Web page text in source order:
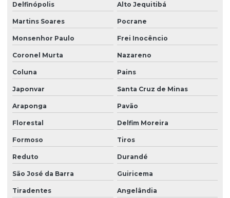
Delfinópolis Alto Jequitibá
Martins Soares Pocrane
Monsenhor Paulo Frei Inocêncio
Coronel Murta Nazareno
Coluna Pains
Japonvar Santa Cruz de Minas
Araponga Pavão
Florestal Delfim Moreira
Formoso Tiros
Reduto Durandé
São José da Barra Guiricema
Tiradentes Angelândia